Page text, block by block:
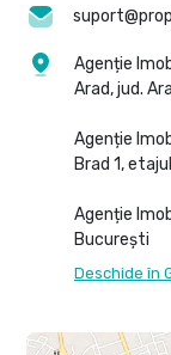
Agenție
Arad, jud.
Agenție
Brad 1,
Agenție
București
Deschide în